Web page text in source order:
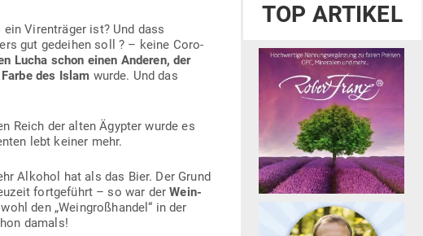
Viren­träger ist? Und dass
gut gedeihen soll ? – keine Coro­
Lucha schon einen Anderen, der
Farbe des Islam wurde. Und das
Reich der alten Ägypter wurde es
lebt keiner mehr.
Alkohol hat als das Bier. Der Grund
fort­ge­führt – so war derWein­
den „Wein­groß­handel“ in der
damals!
TOP ARTIKEL